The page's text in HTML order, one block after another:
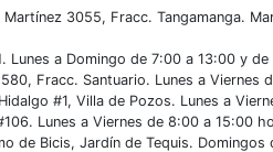
3055, Fracc. Tangamanga.
Lunes a Domingo de 7:00 a 13:00 y
Fracc. Santuario. Lunes a Viernes
#1, Villa de Pozos. Lunes a
Lunes a Viernes de 8:00 a 15:00
de Bicis, Jardín de Tequis.